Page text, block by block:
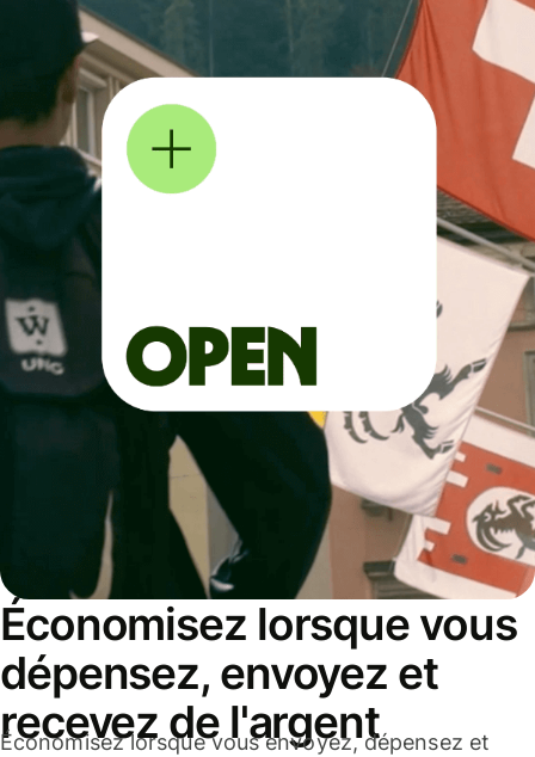
Économisez lorsque vous
dépensez, envoyez et
recevez de l'argent
Économisez lorsque vous envoyez, dépensez et